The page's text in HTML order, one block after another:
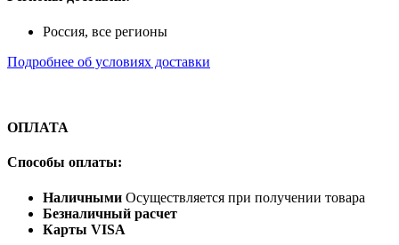
Россия, все регионы
Подробнее об условиях доставки
ОПЛАТА
Способы оплаты:
Наличными Осуществляется при получении товара
Безналичный расчет
Карты VISA